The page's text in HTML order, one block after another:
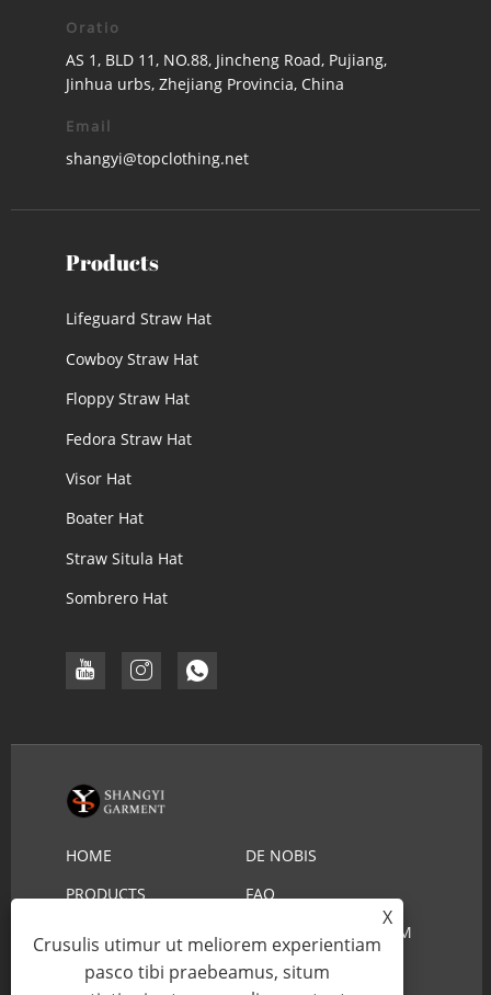
Oratio
AS 1, BLD 11, NO.88, Jincheng Road, Pujiang,
Jinhua urbs, Zhejiang Provincia, China
Email
shangyi@topclothing.net
Products
Lifeguard Straw Hat
Cowboy Straw Hat
Floppy Straw Hat
Fedora Straw Hat
Visor Hat
Boater Hat
Straw Situla Hat
Sombrero Hat
HOME
DE NOBIS
PRODUCTS
FAQ
MITTE INQUISITIONEM
CONTACT US
X
Crusulis utimur ut meliorem experientiam
pasco tibi praebeamus, situm